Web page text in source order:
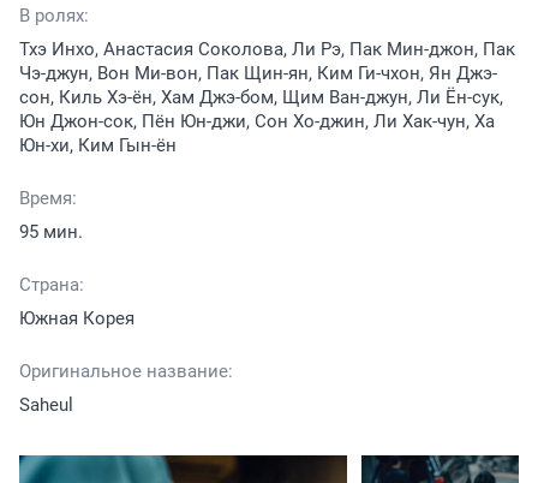
В ролях:
Тхэ Инхо, Анастасия Соколова, Ли Рэ, Пак Мин-джон, Пак
Чэ-джун, Вон Ми-вон, Пак Щин-ян, Ким Ги-чхон, Ян Джэ-
сон, Киль Хэ-ён, Хам Джэ-бом, Щим Ван-джун, Ли Ён-сук,
Юн Джон-сок, Пён Юн-джи, Сон Хо-джин, Ли Хак-чун, Ха
Юн-хи, Ким Гын-ён
Время:
95 мин.
Страна:
Южная Корея
Оригинальное название:
Saheul